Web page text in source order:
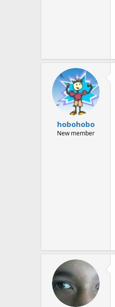
hobohobo
New member